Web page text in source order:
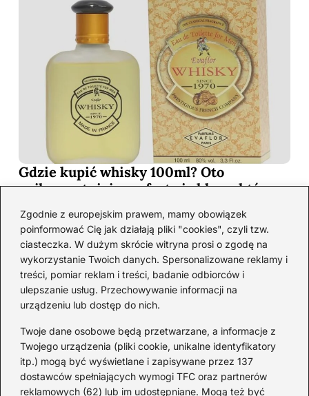
Zgodnie z europejskim prawem, mamy obowiązek
poinformować Cię jak działają pliki "cookies", czyli tzw.
ciasteczka. W dużym skrócie witryna prosi o zgodę na
wykorzystanie Twoich danych. Spersonalizowane reklamy i
treści, pomiar reklam i treści, badanie odbiorców i
ulepszanie usług. Przechowywanie informacji na
urządzeniu lub dostęp do nich.
Twoje dane osobowe będą przetwarzane, a informacje z
Twojego urządzenia (pliki cookie, unikalne identyfikatory
itp.) mogą być wyświetlane i zapisywane przez 137
dostawców spełniających wymogi TFC oraz partnerów
reklamowych (62) lub im udostępniane. Mogą też być
Gdzie kupić whisky 100ml? Oto
najkorzystniejsze oferty i sklepy, które
2026-06-26
Kategorie
Koktajle(128)
Likier (10)
Piwo(28)
Porady(67)
Przekąski(36)